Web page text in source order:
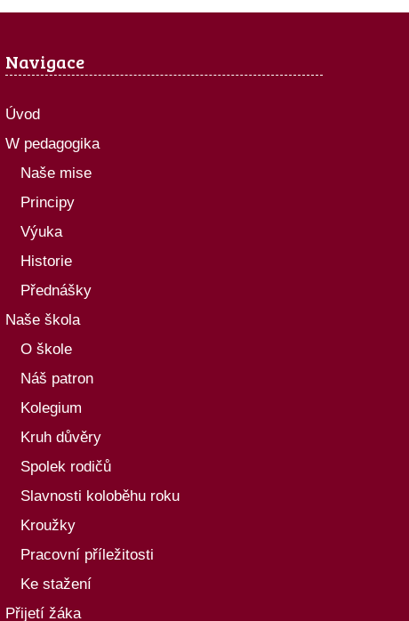
Navigace
Úvod
W pedagogika
Naše mise
Principy
Výuka
Historie
Přednášky
Naše škola
O škole
Náš patron
Kolegium
Kruh důvěry
Spolek rodičů
Slavnosti koloběhu roku
Kroužky
Pracovní příležitosti
Ke stažení
Přijetí žáka